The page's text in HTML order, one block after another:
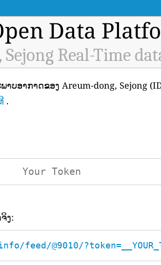
Data
Real-Time
ອາກາດຂອງ Areum-dong, Sejong
.
ງ:
@9010/